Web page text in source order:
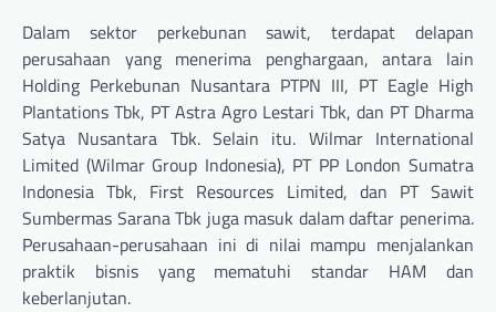
Dalam sektor perkebunan sawit, terdapat delapan
perusahaan yang menerima penghargaan, antara lain
Holding Perkebunan Nusantara PTPN III, PT Eagle High
Plantations Tbk, PT Astra Agro Lestari Tbk, dan PT Dharma
Satya Nusantara Tbk. Selain itu. Wilmar International
Limited (Wilmar Group Indonesia), PT PP London Sumatra
Indonesia Tbk, First Resources Limited, dan PT Sawit
Sumbermas Sarana Tbk juga masuk dalam daftar penerima.
Perusahaan-perusahaan ini di nilai mampu menjalankan
praktik bisnis yang mematuhi standar HAM dan
keberlanjutan.